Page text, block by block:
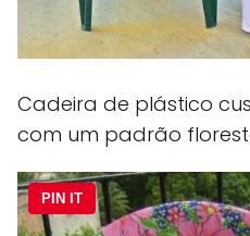
Cadeira de plástico
com um padrão
PIN IT